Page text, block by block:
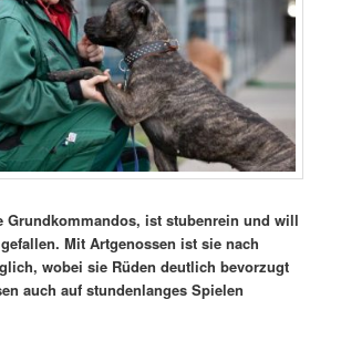
Grundkommandos, ist stubenrein und will
Mit Artgenossen ist sie nach
wobei sie Rüden deutlich bevorzugt
auch auf stundenlanges Spielen